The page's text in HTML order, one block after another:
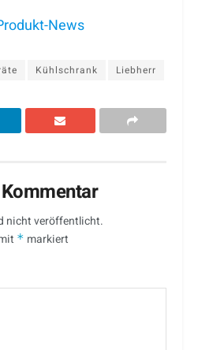
News
Kühlschrank Liebherr
nicht veröffentlicht.
* markiert